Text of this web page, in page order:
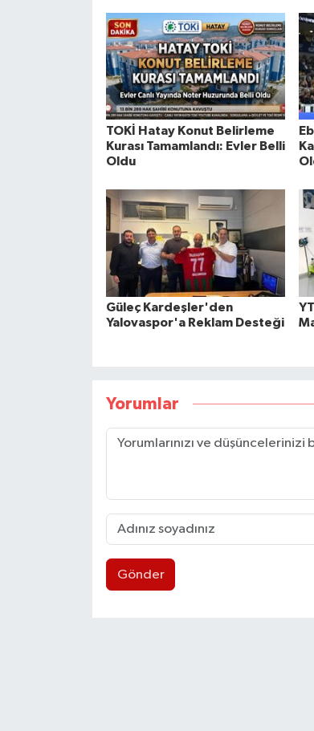
TOKİ Hatay Konut Belirleme
Kurası Tamamlandı: Evler Belli
Oldu
Güleç Kardeşler'den
Yalovaspor'a Reklam Desteği
Yorumlar
Gönder